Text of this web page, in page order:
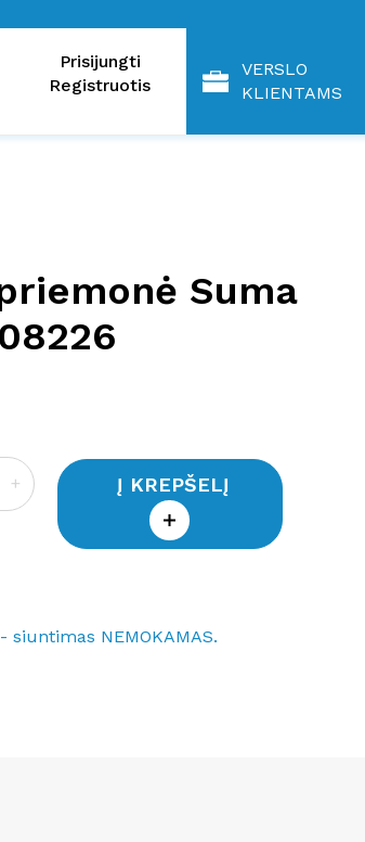
Prisijungti
Registruotis
VERSLO
KLIENTAMS
Suma
+ Į KREPŠELĮ
siuntimas NEMOKAMAS.